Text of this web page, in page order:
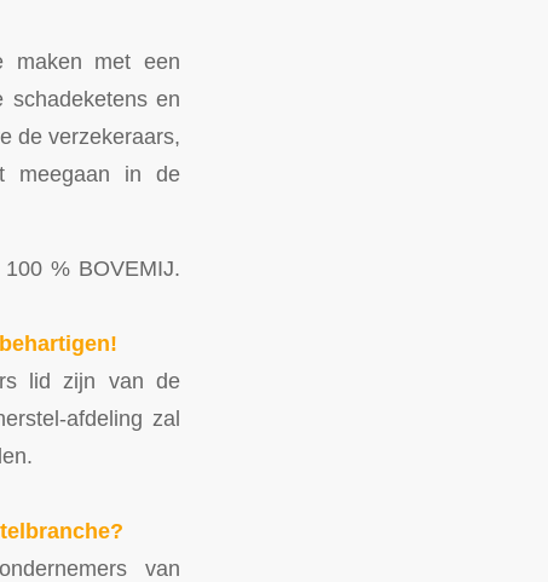
maken met een
schadeketens en
de verzekeraars,
meegaan in de
% BOVEMIJ.
lid zijn van de
afdeling zal
van